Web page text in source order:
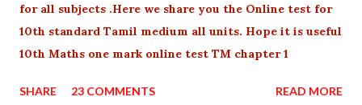
for all subjects .Here we share you the Online test for
10th standard Tamil medium all units. Hope it is useful
10th Maths one mark online test TM chapter 1
SHARE 23 COMMENTS READ MORE